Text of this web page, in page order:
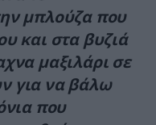
μπλούζα που
και στα βυζιά
μαξιλάρι σε
για να βάλω
που